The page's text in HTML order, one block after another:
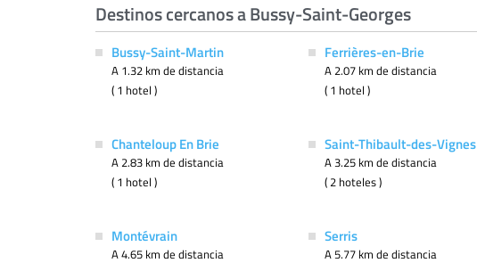
Destinos cercanos a Bussy-Saint-Georges
Bussy-Saint-Martin
A 1.32 km de distancia
( 1 hotel )
Ferrières-en-Brie
A 2.07 km de distancia
( 1 hotel )
Chanteloup En Brie
A 2.83 km de distancia
( 1 hotel )
Saint-Thibault-des-Vignes
A 3.25 km de distancia
( 2 hoteles )
Montévrain
A 4.65 km de distancia
Serris
A 5.77 km de distancia